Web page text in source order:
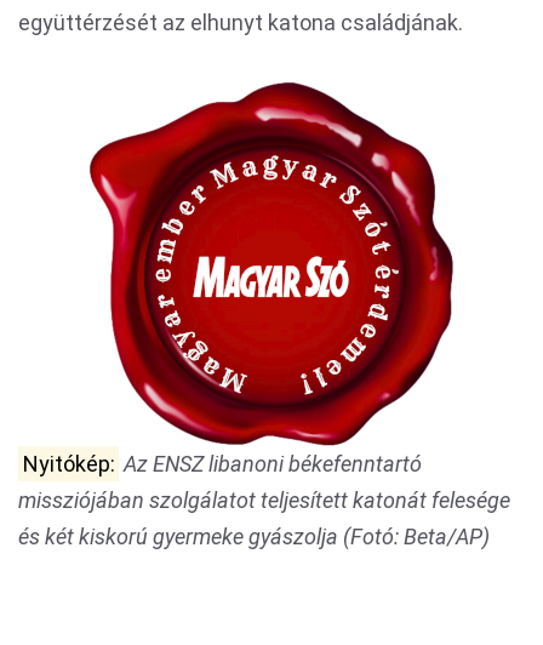
együttérzését az elhunyt katona családjának.
Nyitókép: Az ENSZ libanoni békefenntartó
missziójában szolgálatot teljesített katonát felesége
és két kiskorú gyermeke gyászolja (Fotó: Beta/AP)